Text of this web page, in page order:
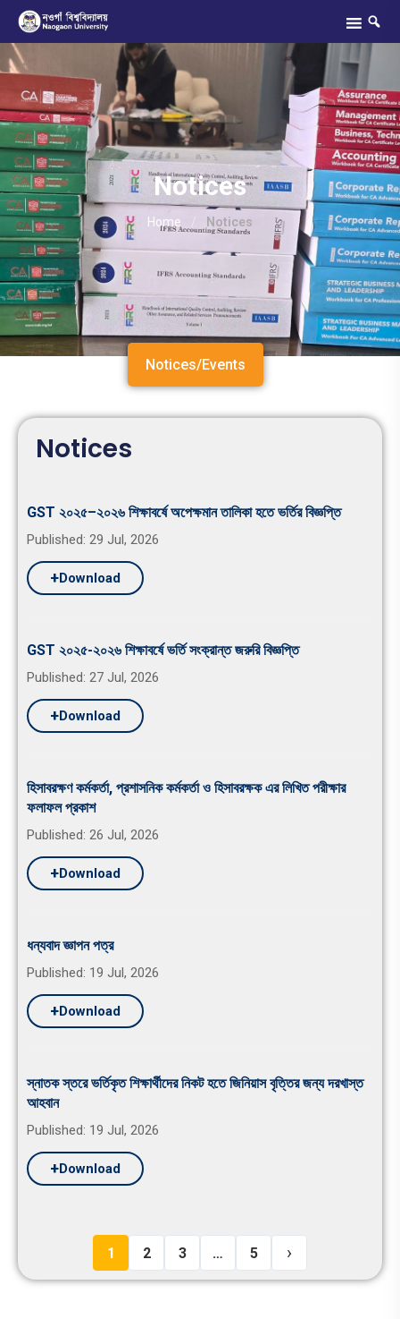
Notices
Home / Notices
Notices/Events
Notices
GST ২০২৫–২০২৬ শিক্ষাবর্ষে অপেক্ষমান তালিকা হতে ভর্তির বিজ্ঞপ্তি
Published: 29 Jul, 2026
+Download
GST ২০২৫-২০২৬ শিক্ষাবর্ষে ভর্তি সংক্রান্ত জরুরি বিজ্ঞপ্তি
Published: 27 Jul, 2026
+Download
হিসাবরক্ষণ কর্মকর্তা, প্রশাসনিক কর্মকর্তা ও হিসাবরক্ষক এর লিখিত পরীক্ষার
ফলাফল প্রকাশ
Published: 26 Jul, 2026
+Download
ধন্যবাদ জ্ঞাপন পত্র
Published: 19 Jul, 2026
+Download
স্নাতক স্তরে ভর্তিকৃত শিক্ষার্থীদের নিকট হতে জিনিয়াস বৃত্তির জন্য দরখাস্ত
আহবান
Published: 19 Jul, 2026
+Download
1 2 3 … 5 ›